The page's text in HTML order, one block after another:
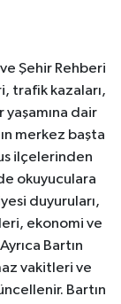
Şehir Rehberi
trafik kazaları,
dair
merkez başta
ilçelerinden
okuyuculara
duyuruları,
ekonomi ve
Bartın
vakitleri ve
Bartın